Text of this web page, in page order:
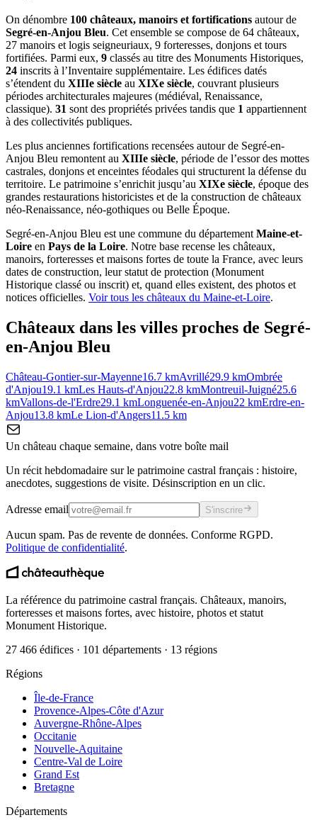
On dénombre 100 châteaux, manoirs et fortifications autour de
Segré-en-Anjou Bleu. Cet ensemble se compose de 64 châteaux,
27 manoirs et logis seigneuriaux, 9 forteresses, donjons et tours
fortifiées. Parmi eux, 9 classés au titre des Monuments Historiques,
24 inscrits à l’Inventaire supplémentaire. Les édifices datés
s’étendent du XIIIe siècle au XIXe siècle, couvrant plusieurs
périodes architecturales majeures (médiéval, Renaissance,
classique). 31 sont des propriétés privées tandis que 1 appartiennent
à des collectivités publiques.
Les plus anciennes fortifications recensées autour de Segré-en-
Anjou Bleu remontent au XIIIe siècle, période de l’essor des mottes
castrales, donjons et enceintes féodales qui structurent la défense du
territoire. Le patrimoine s’enrichit jusqu’au XIXe siècle, époque des
grandes restaurations historicistes et de la construction de châteaux
néo-Renaissance, néo-gothiques ou Belle Époque.
Segré-en-Anjou Bleu est une commune du départementMaine-et-
Loire en Pays de la Loire. Notre base recense les châteaux,
manoirs, forteresses et maisons fortes de toute la France, avec leurs
dates de construction, leur statut de protection (Monument
Historique classé ou inscrit) et, quand elles existent, des photos et
notices officielles. Voir tous les châteaux du Maine-et-Loire.
Châteaux dans les villes proches de Segré-
en-Anjou Bleu
Château-Gontier-sur-Mayenne16.7 kmAvrillé29.9 kmOmbrée
d'Anjou19.1 kmLes Hauts-d'Anjou22.8 kmMontreuil-Juigné25.6
kmVallons-de-l'Erdre29.1 kmLonguenée-en-Anjou22 kmErdre-en-
Anjou13.8 kmLe Lion-d'Angers11.5 km
Un château chaque semaine, dans votre boîte mail
Un récit hebdomadaire sur le patrimoine castral français : histoire,
anecdotes, suggestions de visite. Désinscription en un clic.
Adresse email S'inscrire
Aucun spam. Pas de revente de données. Conforme RGPD.
Politique de confidentialité.
La référence du patrimoine castral français. Châteaux, manoirs,
forteresses et maisons fortes, avec histoire, photos et statut
Monument Historique.
27 466 édifices · 101 départements · 13 régions
Régions
Île-de-France
Provence-Alpes-Côte d'Azur
Auvergne-Rhône-Alpes
Occitanie
Nouvelle-Aquitaine
Centre-Val de Loire
Grand Est
Bretagne
Départements